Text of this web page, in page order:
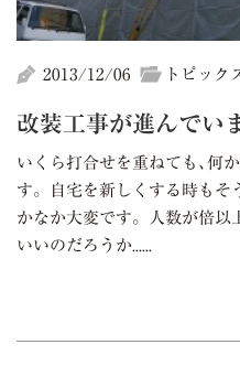
2013/12/06 トピック
改装工事が進んでい
いくら打合せを重ねても､何
す。自宅を新しくする時もそ
かなか大変です。人数が倍以
いいのだろうか......